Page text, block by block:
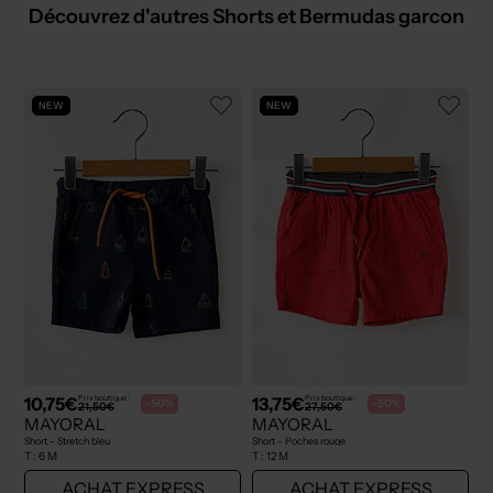
Découvrez d'autres Shorts et Bermudas garcon
NEW
10,75€Prix boutique :
21,50€ -50%
MAYORAL
Short - Stretch bleu
T : 6 M
NEW
13,75€Prix boutique :
27,50€ -50%
MAYORAL
Short - Poches rouge
T : 12 M